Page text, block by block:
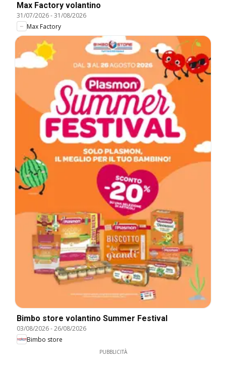
Max Factory volantino
31/07/2026-31/08/2026
Max Factory
Bimbo store volantino Summer Festival
03/08/2026-26/08/2026
Bimbo store
PUBBLICITÀ